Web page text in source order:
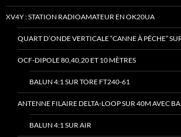
XV4Y : STATION RADIOAMATEUR EN OK20UA
QUART D’ONDE VERTICALE “CANNE À PÊCHE”
OCF-DIPOLE 80,40,20 ET 10 MÈTRES
BALUN 4:1 SUR TORE FT240-61
ANTENNE FILAIRE DELTA-LOOP SUR 40M AVEC
BALUN 4:1 SUR AIR